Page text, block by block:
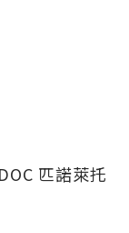
匹諾萊托